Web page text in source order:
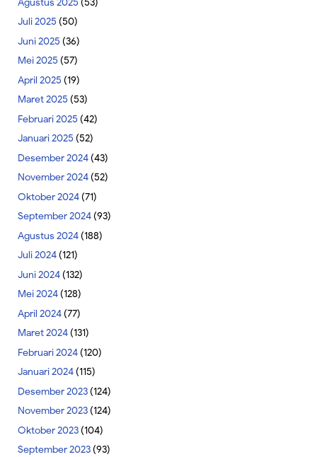
Juli 2025 (50)
Juni 2025 (36)
Mei 2025 (57)
April 2025 (19)
Maret 2025 (53)
Februari 2025 (42)
Januari 2025 (52)
Desember 2024(43)
November 2024(52)
Oktober 2024(71)
September 2024(93)
Agustus 2024(188)
Juli 2024(121)
Juni 2024(132)
Mei 2024(128)
April 2024(77)
Maret 2024(131)
Februari 2024(120)
Januari 2024(115)
Desember 2023(124)
November 2023(124)
Oktober 2023(104)
September 2023(93)